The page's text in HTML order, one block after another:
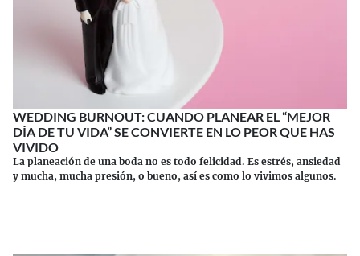
WEDDING BURNOUT: CUANDO PLANEAR EL “MEJOR
DÍA DE TU VIDA” SE CONVIERTE EN LO PEOR QUE HAS
VIVIDO
La planeación de una boda no es todo felicidad. Es estrés, ansiedad
y mucha, mucha presión, o bueno, así es como lo vivimos algunos.